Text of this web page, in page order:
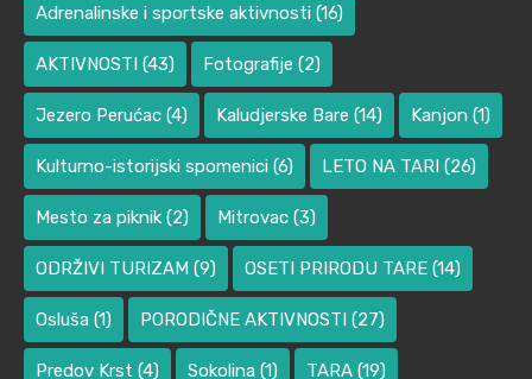
Adrenalinske i sportske aktivnosti (16)
AKTIVNOSTI (43) Fotografije (2)
Jezero Perućac (4) Kaludjerske Bare (14) Kanjon (1)
Kulturno-istorijski spomenici (6) LETO NA TARI (26)
Mesto za piknik (2) Mitrovac (3)
ODRŽIVI TURIZAM (9) OSETI PRIRODU TARE (14)
Osluša (1) PORODIČNE AKTIVNOSTI (27)
Predov Krst (4) Sokolina (1) TARA (19)